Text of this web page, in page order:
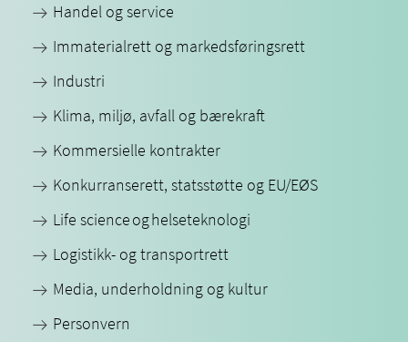
Handel og service
Immaterialrett og markedsføringsrett
Industri
Klima, miljø, avfall og bærekraft
Kommersielle kontrakter
Konkurranserett, statsstøtte og EU/EØS
Life science og helseteknologi
Logistikk- og transportrett
Media, underholdning og kultur
Personvern